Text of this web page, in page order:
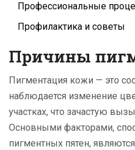
Профессиональные
Профилактика и советы
Причины
Пигментация кожи — это
наблюдается изменение
участках, что зачастую
Основными факторами,
пигментных пятен,